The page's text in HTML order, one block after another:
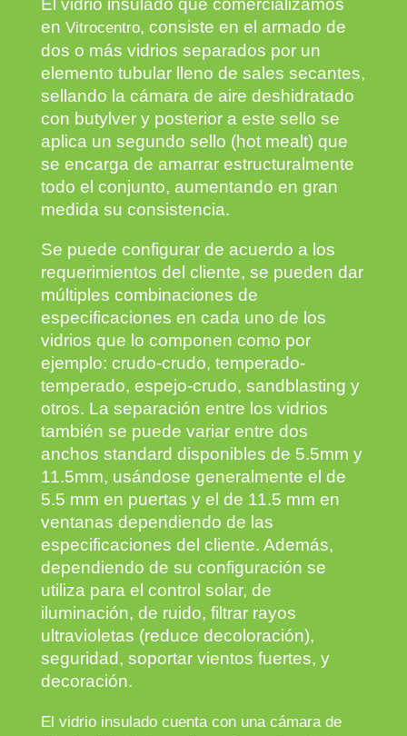
El vidrio insulado que comercializamos
en Vitrocentro, consiste en el armado de
dos o más vidrios separados por un
elemento tubular lleno de sales secantes,
sellando la cámara de aire deshidratado
con butylver y posterior a este sello se
aplica un segundo sello (hot mealt) que
se encarga de amarrar estructuralmente
todo el conjunto, aumentando en gran
medida su consistencia.
Se puede configurar de acuerdo a los
requerimientos del cliente, se pueden dar
múltiples combinaciones de
especificaciones en cada uno de los
vidrios que lo componen como por
ejemplo: crudo-crudo, temperado-
temperado, espejo-crudo, sandblasting y
otros. La separación entre los vidrios
también se puede variar entre dos
anchos standard disponibles de 5.5mm y
11.5mm, usándose generalmente el de
5.5 mm en puertas y el de 11.5 mm en
ventanas dependiendo de las
especificaciones del cliente. Además,
dependiendo de su configuración se
utiliza para el control solar, de
iluminación, de ruido, filtrar rayos
ultravioletas (reduce decoloración),
seguridad, soportar vientos fuertes, y
decoración.
El vidrio insulado cuenta con una cámara de